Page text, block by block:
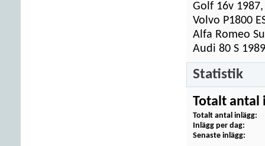
Golf 16v
Volvo P1800
Alfa Romeo
Audi 80 S
Statistik
Totalt antal
Totalt antal inlägg
Inlägg per dag
Senaste inlägg